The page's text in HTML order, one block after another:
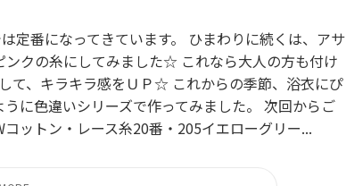
定番になってきています。 ひまわりに続くは、アサ
クの糸にしてみました☆ これなら大人の方も付け
て、キラキラ感をＵＰ☆ これからの季節、浴衣にぴ
に色違いシリーズで作ってみました。 次回からご
ットン・レース糸20番・205イエローグリー...